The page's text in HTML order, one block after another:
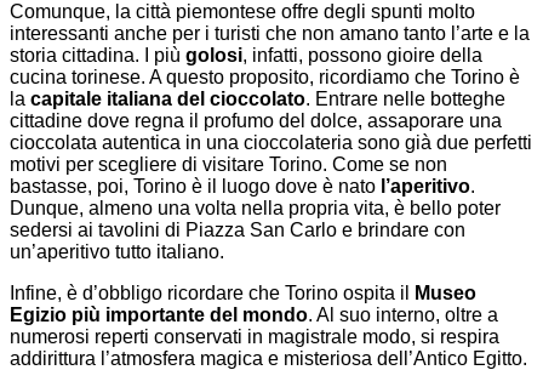
Comunque, la città piemontese offre degli spunti molto
interessanti anche per i turisti che non amano tanto l’arte e la
storia cittadina. I più golosi, infatti, possono gioire della
cucina torinese. A questo proposito, ricordiamo che Torino è
la capitale italiana del cioccolato. Entrare nelle botteghe
cittadine dove regna il profumo del dolce, assaporare una
cioccolata autentica in una cioccolateria sono già due perfetti
motivi per scegliere di visitare Torino. Come se non
bastasse, poi, Torino è il luogo dove è nato l’aperitivo.
Dunque, almeno una volta nella propria vita, è bello poter
sedersi ai tavolini di Piazza San Carlo e brindare con
un’aperitivo tutto italiano.
Infine, è d’obbligo ricordare che Torino ospita il
Museo
Egizio più importante del mondo. Al suo interno, oltre a
numerosi reperti conservati in magistrale modo, si respira
addirittura l’atmosfera magica e misteriosa dell’Antico Egitto.